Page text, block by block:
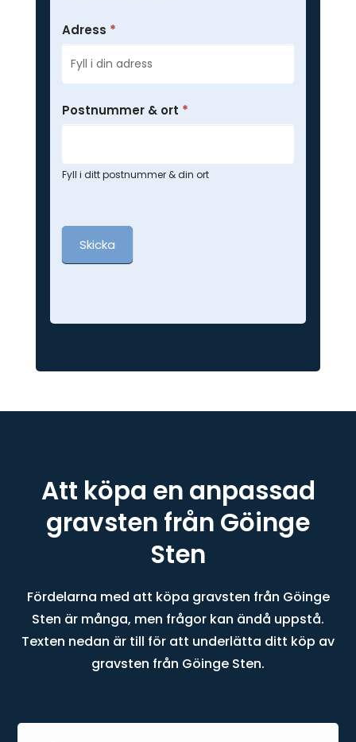
Adress *
Postnummer & ort *
Fyll i ditt postnummer & din ort
Skicka
Att köpa en anpassad
gravsten från Göinge
Sten
Fördelarna med att köpa gravsten från Göinge
Sten är många, men frågor kan ändå uppstå.
Texten nedan är till för att underlätta ditt köp av
gravsten från Göinge Sten.